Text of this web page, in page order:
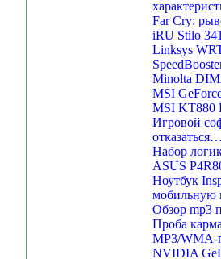
Far Cry:
iRU Stilo
Linksys
Minolta
MSI
MSI KT880
Игровой
Набор
ASUS
Ноутбук
мобильную
Обзор mp3
Проба
MP3/WMA-
NVIDIA